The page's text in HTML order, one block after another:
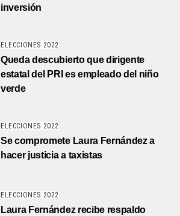
inversión
ELECCIONES 2022
Queda descubierto que dirigente
estatal del PRI es empleado del niño
verde
ELECCIONES 2022
Se compromete Laura Fernández a
hacer justicia a taxistas
ELECCIONES 2022
Laura Fernández recibe respaldo